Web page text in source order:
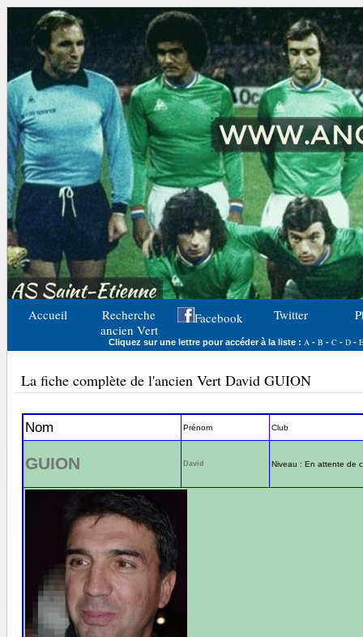
Accueil
Recherche
ancien Vert
Facebook Twitter
Cliquez sur une lettre pour accéder à la liste : A - B - C- D- E
La fiche complète de l'ancien Vert David GUION
Nom Prénom Club
GUION David Niveau : En attente de